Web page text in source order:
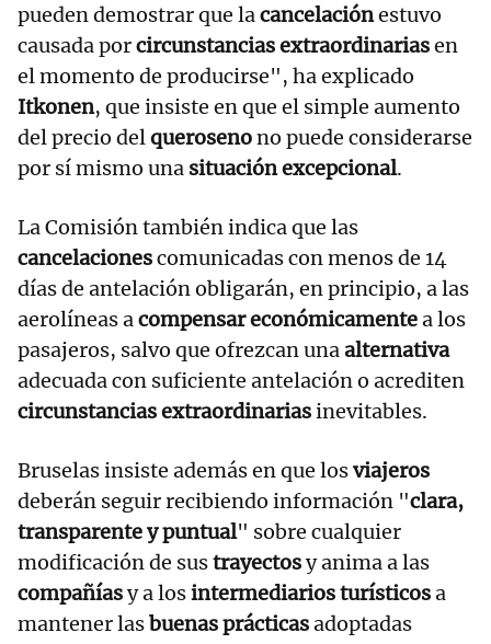
pueden demostrar que lacancelaciónestuvo
causada porcircunstancias extraordinariasen
el momento de producirse", ha explicado
Itkonen, que insiste en que el simple aumento
del precio delquerosenono puede considerarse
por sí mismo una situación excepcional.
La Comisión también indica que las
cancelacionescomunicadas con menos de 14
días de antelación obligarán, en principio, a las
aerolíneas acompensar económicamentea los
pasajeros, salvo que ofrezcan unaalternativa
adecuada con suficiente antelación o acrediten
circunstancias extraordinariasinevitables.
Bruselas insiste además en que losviajeros
deberán seguir recibiendo información "clara,
transparente y puntual" sobre cualquier
modificación de sustrayectosy anima a las
compañíasy a losintermediarios turísticosa
mantener lasbuenas prácticasadoptadas